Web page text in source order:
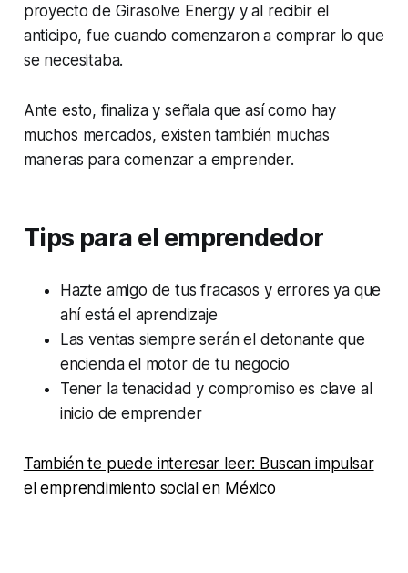
proyecto de Girasolve Energy y al recibir el
anticipo, fue cuando comenzaron a comprar lo que
se necesitaba.
Ante esto, finaliza y señala que así como hay
muchos mercados, existen también muchas
maneras para comenzar a emprender.
Tips para el emprendedor
Hazte amigo de tus fracasos y errores ya que
ahí está el aprendizaje
Las ventas siempre serán el detonante que
encienda el motor de tu negocio
Tener la tenacidad y compromiso es clave al
inicio de emprender
También te puede interesar leer: Buscan impulsar
el emprendimiento social en México